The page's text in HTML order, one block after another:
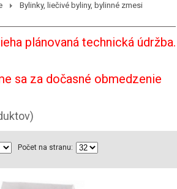
Bylinky, liečivé byliny, bylinné zmesi
plánovaná technická údržba.
sa za dočasné obmedzenie
Počet na stranu: